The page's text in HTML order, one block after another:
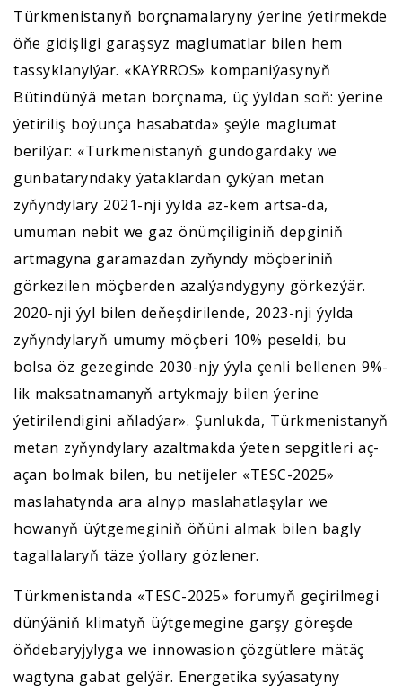
Türkmenistanyň borçnamalaryny ýerine ýetirmekde
öňe gidişligi garaşsyz maglumatlar bilen hem
tassyklanylýar. «KAYRROS» kompaniýasynyň
Bütindünýä metan borçnama, üç ýyldan soň: ýerine
ýetiriliş boýunça hasabatda» şeýle maglumat
berilýär: «Türkmenistanyň gündogardaky we
günbataryndaky ýataklardan çykýan metan
zyňyndylary 2021-nji ýylda az-kem artsa-da,
umuman nebit we gaz önümçiliginiň depginiň
artmagyna garamazdan zyňyndy möçberiniň
görkezilen möçberden azalýandygyny görkezýär.
2020-nji ýyl bilen deňeşdirilende, 2023-nji ýylda
zyňyndylaryň umumy möçberi 10% peseldi, bu
bolsa öz gezeginde 2030-njy ýyla çenli bellenen 9%-
lik maksatnamanyň artykmajy bilen ýerine
ýetirilendigini aňladýar». Şunlukda, Türkmenistanyň
metan zyňyndylary azaltmakda ýeten sepgitleri aç-
açan bolmak bilen, bu netijeler «TESC-2025»
maslahatynda ara alnyp maslahatlaşylar we
howanyň üýtgemeginiň öňüni almak bilen bagly
tagallalaryň täze ýollary gözlener.
Türkmenistanda «TESC-2025» forumyň geçirilmegi
dünýäniň klimatyň üýtgemegine garşy göreşde
öňdebaryjylyga we innowasion çözgütlere mätäç
wagtyna gabat gelýär. Energetika syýasatyny